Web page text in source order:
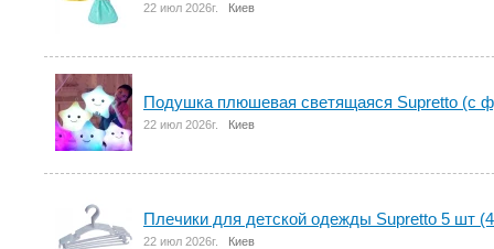
22 июл 2026г. Киев
Подушка плюшевая светящаяся Supretto (с
22 июл 2026г. Киев
Плечики для детской одежды Supretto 5 шт
22 июл 2026г. Киев